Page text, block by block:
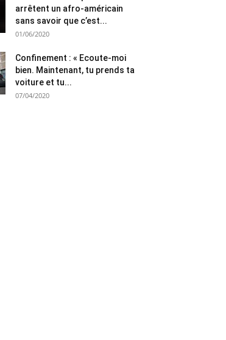
arrêtent un afro-américain
sans savoir que c’est...
01/06/2020
Confinement : « Ecoute-moi
bien. Maintenant, tu prends ta
voiture et tu...
07/04/2020